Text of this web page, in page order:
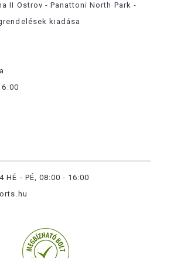
II Ostrov - Panattoni North Park -
kiadása
HÉ - PÉ, 08:00 - 16:00